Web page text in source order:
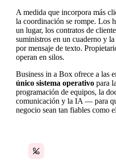
A medida que incorpora más
la coordinación se rompe. Los
un lugar, los contratos de
suministros en un cuaderno y
por mensaje de texto.
operan en silos.
Business in a Box ofrece a las
único sistema operativo para
programación de equipos, la
comunicación y la IA — para
negocio sean tan fiables como